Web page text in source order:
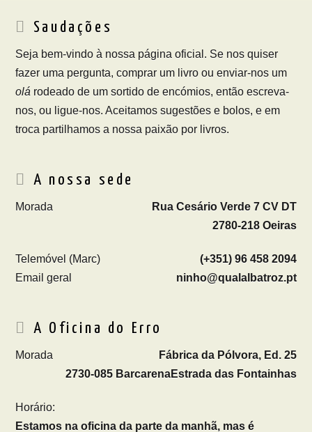
Saudações
Seja bem-vindo à nossa página oficial. Se nos quiser
fazer uma pergunta, comprar um livro ou enviar-nos um
olá rodeado de um sortido de encómios, então escreva-
nos, ou ligue-nos. Aceitamos sugestões e bolos, e em
troca partilhamos a nossa paixão por livros.
A nossa sede
Morada
Rua Cesário Verde 7 CV DT
2780-218 Oeiras
Telemóvel (Marc)
(+351) 96 458 2094
Email geral
ninho@qualalbatroz.pt
A Oficina do Erro
Morada
Fábrica da Pólvora, Ed. 25
Estrada das Fontainhas
2730-085 Barcarena
Horário:
Estamos na oficina da parte da manhã, mas é